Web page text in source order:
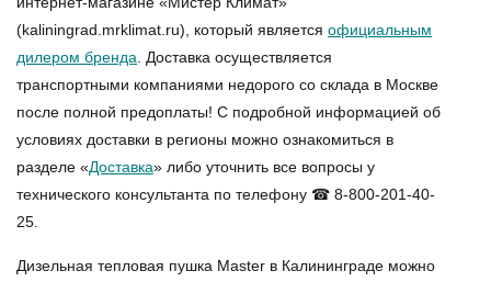
(kaliningrad.mrklimat.ru), который является официальным
дилером бренда . Доставка осуществляется
транспортными компаниями недорого со склада в Москве
после полной предоплаты! С подробной информацией об
условиях доставки в регионы можно ознакомиться в
разделе «Доставка» либо уточнить все вопросы у
технического консультанта по телефону ☎ 8-800-201-40-
25.
Дизельная тепловая пушка Master в Калининграде можно